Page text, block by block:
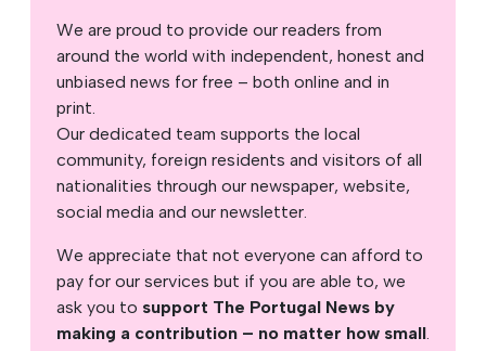
We are proud to provide our readers from
around the world with independent, honest and
unbiased news for free – both online and in
print.
Our dedicated team supports the local
community, foreign residents and visitors of all
nationalities through our newspaper, website,
social media and our newsletter.
We appreciate that not everyone can afford to
pay for our services but if you are able to, we
ask you to support The Portugal News by
making a contribution – no matter how small.